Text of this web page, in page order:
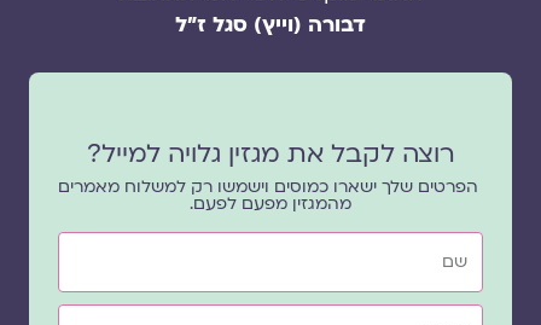
דבורה (וייץ) סגל ז"ל
רוצה לקבל את מגזין גלויה למייל?
הפרטים שלך ישארו כמוסים וישמשו רק למשלוח מאמרים
מהמגזין מפעם לפעם.
שם
אימייל